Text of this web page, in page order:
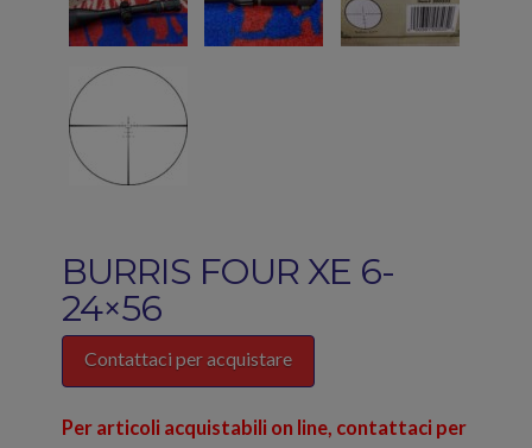
BURRIS FOUR XE 6-
24×56
Contattaci per acquistare
Per articoli acquistabili on line, contattaci per